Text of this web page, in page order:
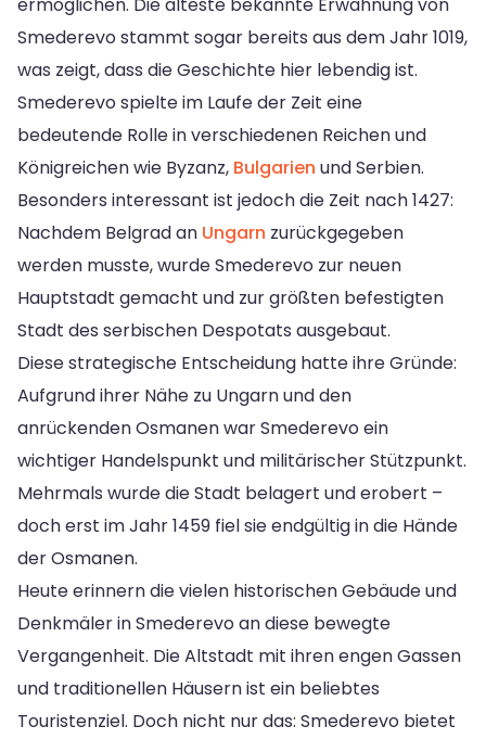
Smederevo stammt sogar bereits aus dem Jahr 1019,
was zeigt, dass die Geschichte hier lebendig ist.
Smederevo spielte im Laufe der Zeit eine
bedeutende Rolle in verschiedenen Reichen und
Königreichen wie Byzanz, Bulgarien und Serbien.
Besonders interessant ist jedoch die Zeit nach 1427:
Nachdem Belgrad an Ungarn zurückgegeben
werden musste, wurde Smederevo zur neuen
Hauptstadt gemacht und zur größten befestigten
Stadt des serbischen Despotats ausgebaut.
Diese strategische Entscheidung hatte ihre Gründe:
Aufgrund ihrer Nähe zu Ungarn und den
anrückenden Osmanen war Smederevo ein
wichtiger Handelspunkt und militärischer Stützpunkt.
Mehrmals wurde die Stadt belagert und erobert –
doch erst im Jahr 1459 fiel sie endgültig in die Hände
der Osmanen.
Heute erinnern die vielen historischen Gebäude und
Denkmäler in Smederevo an diese bewegte
Vergangenheit. Die Altstadt mit ihren engen Gassen
und traditionellen Häusern ist ein beliebtes
Touristenziel. Doch nicht nur das: Smederevo bietet